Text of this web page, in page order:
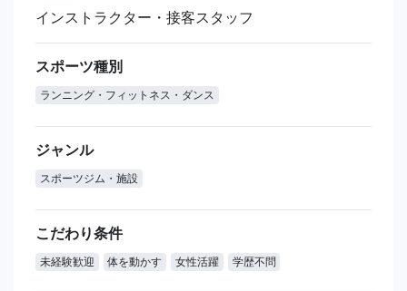
インストラクター・接客スタッフ
スポーツ種別
ランニング・フィットネス・ダンス
ジャンル
スポーツジム・施設
こだわり条件
未経験歓迎 体を動かす 女性活躍 学歴不問